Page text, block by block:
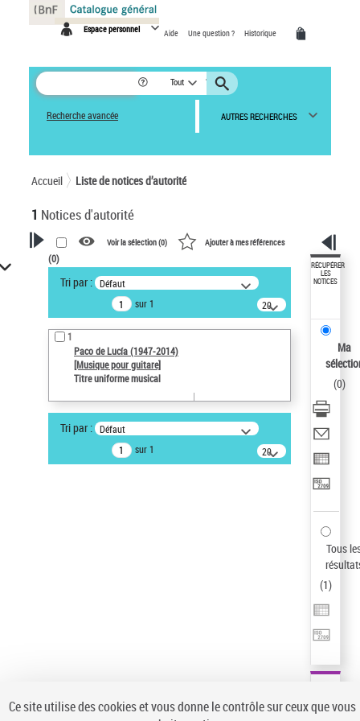
Espace personnel Aide Une question ? Historique
Tout
Recherche avancée AUTRES RECHERCHES
Accueil Liste de notices d’autorité
1 Notices d'autorité
VOTRE RECHERCHE
Recherche avancée dans les
notices d’autorité
Œuvres liées à l'auteur :
Paco de Lucía (1947-2014)
Type de notice d'autorité
Auteur d’œuvre
Paco de Lucía (1947-2014)
Sauvegarder votre recherche
Voir la sélection (0) Ajouter à mes références
(0)
Tri par : Défaut
sur 1
20
résultats/page
1
Paco de Lucía (1947-2014)
[Musique pour guitare]
Titre uniforme musical
Tri par : Défaut
sur 1
20
résultats/page
RÉCUPÉRER
LES
NOTICES
Ma
(0)
Tous
(1)
Panneau de gestion des cookies
Ce site utilise des cookies et vous donne le contrôle sur ceux que vous